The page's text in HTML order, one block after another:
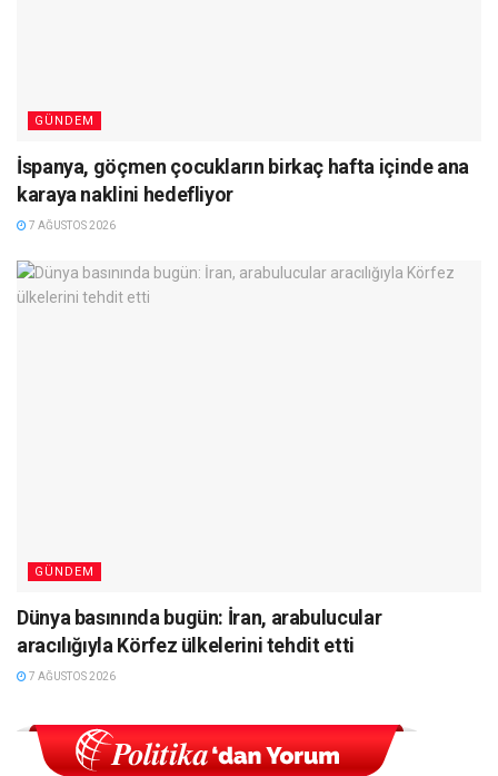
GÜNDEM
İspanya, göçmen çocukların birkaç hafta içinde ana
karaya naklini hedefliyor
7 AĞUSTOS 2026
GÜNDEM
Dünya basınında bugün: İran, arabulucular
aracılığıyla Körfez ülkelerini tehdit etti
7 AĞUSTOS 2026